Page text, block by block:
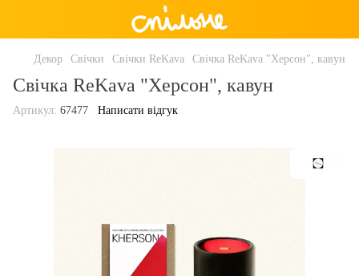
Декор Свічки Cвічки ReKava Свічка ReKava "Херсон", кавун
Свічка ReKava "Херсон", кавун
Артикул: 67477 Написати відгук